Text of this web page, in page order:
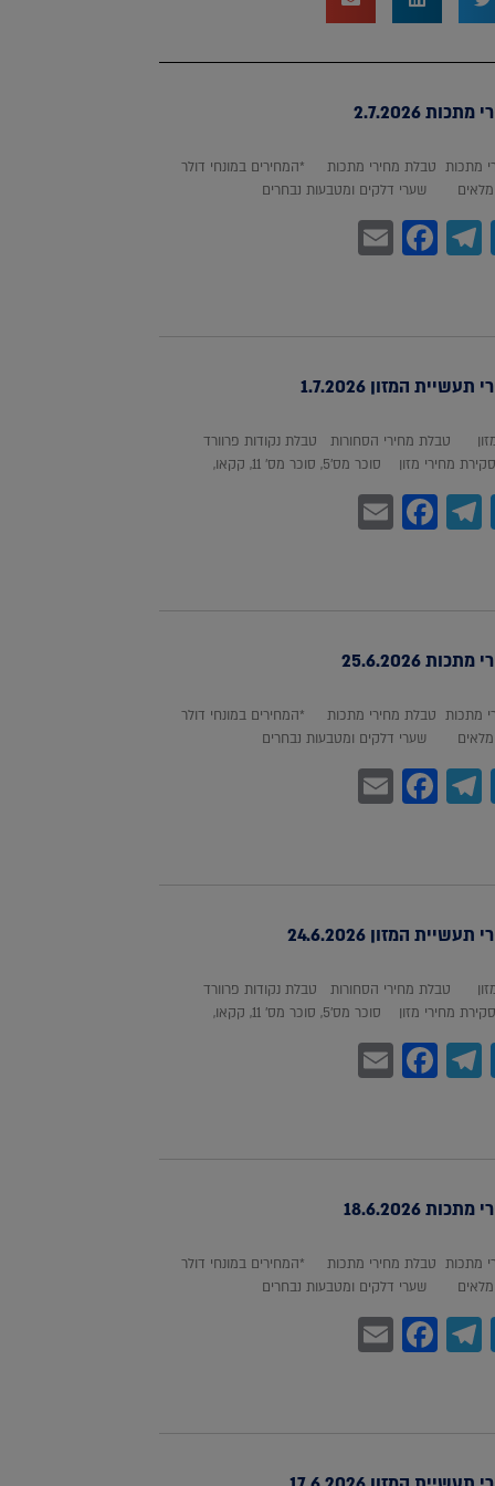
2.7.2026
מתכות טבלת מחירי מתכות *המחירים במונחי דולר
שערי דלקים ומטבעות נבחרים
Twitter
Telegram
Facebook
Email
המזון 1.7.2026
טבלת מחירי הסחורות טבלת נקודות פרוורד
מזון סוכר מס'5, סוכר מס' 11, קקאו,
Twitter
Telegram
Facebook
Email
25.6.2026
מתכות טבלת מחירי מתכות *המחירים במונחי דולר
שערי דלקים ומטבעות נבחרים
Twitter
Telegram
Facebook
Email
המזון 24.6.2026
טבלת מחירי הסחורות טבלת נקודות פרוורד
מזון סוכר מס'5, סוכר מס' 11, קקאו,
Twitter
Telegram
Facebook
Email
18.6.2026
מתכות טבלת מחירי מתכות *המחירים במונחי דולר
שערי דלקים ומטבעות נבחרים
Twitter
Telegram
Facebook
Email